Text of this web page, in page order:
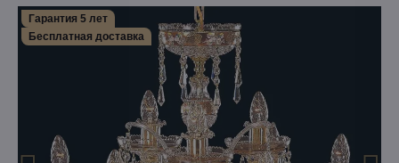
Гарантия 5 лет
Бесплатная доставка